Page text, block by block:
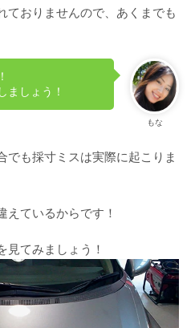
ておりませんので、あくまでも
もな
ましょう！
でも採寸ミスは実際に起こりま
えているからです！
見てみましょう！